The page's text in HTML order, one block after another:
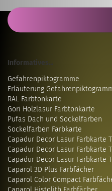
Informatives...
Gefahrenpiktogramme
Erläuterung
RAL Farbtonkarte
Gori Holzlasur Farbtonkarte
Pufas Dach und Sockelfarben
Sockelfarben Farbkarte
Capadur Decor Lasur Farbkarte
Capadur Decor Lasur Farbkarte
Capadur Decor Lasur Farbkarte
Caparol 3D Plus Farbfächer
Caparol Color Compact